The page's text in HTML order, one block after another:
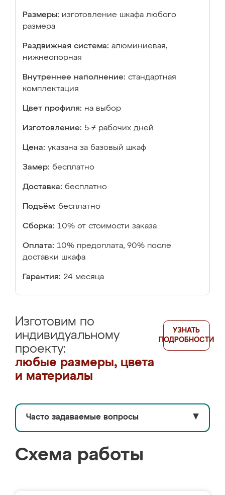
Размеры: изготовление шкафа любого
размера
Раздвижная система: алюминиевая,
нижнеопорная
Внутреннее наполнение: стандартная
комплектация
Цвет профиля: на выбор
Изготовление: 5-7 рабочих дней
Цена: указана за базовый шкаф
Замер: бесплатно
Доставка: бесплатно
Подъём: бесплатно
Сборка: 10% от стоимости заказа
Оплата: 10% предоплата, 90% после
доставки шкафа
Гарантия: 24 месяца
Изготовим по
индивидуальному
проекту:
любые размеры, цвета
и материалы
УЗНАТЬ
ПОДРОБНОСТИ
Часто задаваемые вопросы ▼
Схема работы